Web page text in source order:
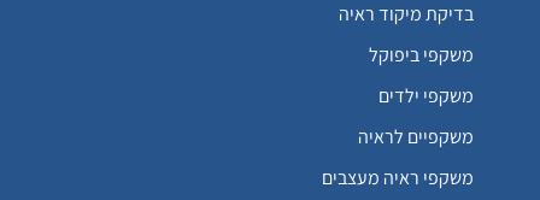
בדיקת מיקוד ראיה
משקפי ביפוקל
משקפי ילדים
משקפיים לראיה
משקפי ראיה מעצבים